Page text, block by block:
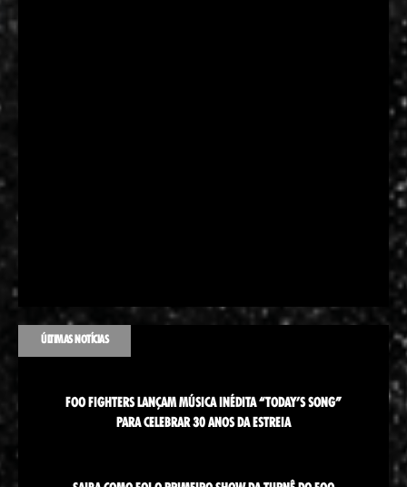
ÚLTIMAS NOTÍCIAS
FOO FIGHTERS LANÇAM MÚSICA INÉDITA “TODAY’S SONG”
PARA CELEBRAR 30 ANOS DA ESTREIA